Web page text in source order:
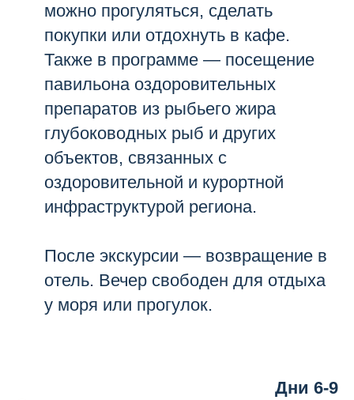
можно прогуляться, сделать
покупки или отдохнуть в кафе.
Также в программе — посещение
павильона оздоровительных
препаратов из рыбьего жира
глубоководных рыб и других
объектов, связанных с
оздоровительной и курортной
инфраструктурой региона.
После экскурсии — возвращение в
отель. Вечер свободен для отдыха
у моря или прогулок.
Дни 6-9